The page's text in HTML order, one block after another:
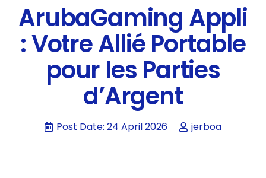
ArubaGaming Appli
: Votre Allié Portable
pour les Parties
d’Argent
Post Date:24 April 2026 jerboa